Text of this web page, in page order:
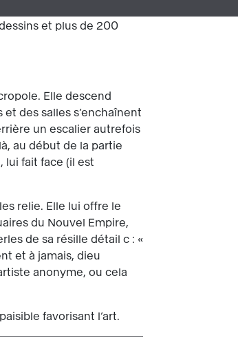
l’Italie. C’est lui qui
et plus de 200
Elle descend
des salles s’enchaînent
un escalier autrefois
au début de la partie
lui fait face (il est
relie. Elle lui offre le
du Nouvel Empire,
de sa résille détail c : «
et à jamais, dieu
anonyme, ou cela
favorisant l’art.